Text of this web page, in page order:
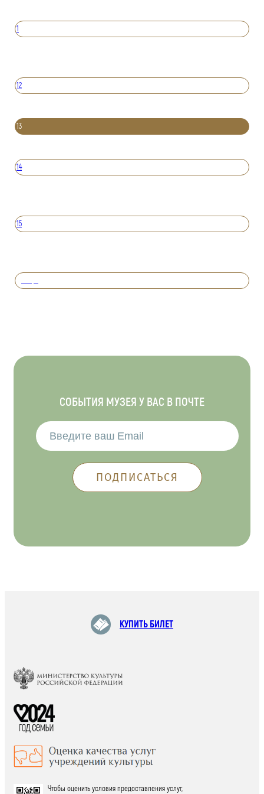
1
12
13
14
15
СОБЫТИЯ МУЗЕЯ У ВАС В ПОЧТЕ
КУПИТЬ БИЛЕТ
Чтобы оценить условия предоставления услуг,